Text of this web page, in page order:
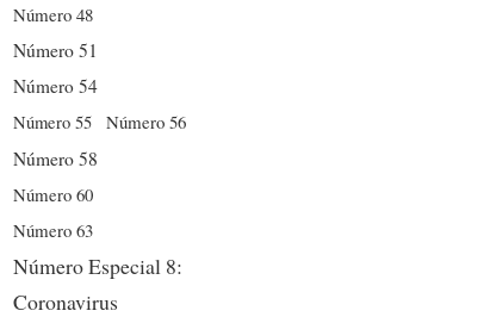
Número 48
Número 51
Número 54
Número 55
Número 56
Número 58
Número 60
Número 63
Número Especial 8:
Coronavirus